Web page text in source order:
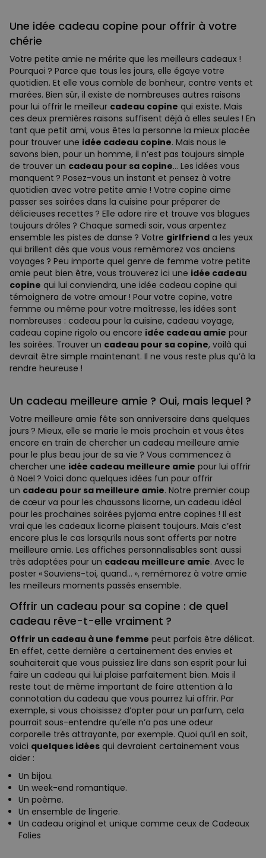
Une idée cadeau copine pour offrir à votre
chérie
Votre petite amie ne mérite que les meilleurs cadeaux !
Pourquoi ? Parce que tous les jours, elle égaye votre
quotidien. Et elle vous comble de bonheur, contre vents et
marées. Bien sûr, il existe de nombreuses autres raisons
pour lui offrir le meilleur cadeau copine qui existe. Mais
ces deux premières raisons suffisent déjà à elles seules ! En
tant que petit ami, vous êtes la personne la mieux placée
pour trouver une idée cadeau copine. Mais nous le
savons bien, pour un homme, il n’est pas toujours simple
de trouver un cadeau pour sa copine… Les idées vous
manquent ? Posez-vous un instant et pensez à votre
quotidien avec votre petite amie ! Votre copine aime
passer ses soirées dans la cuisine pour préparer de
délicieuses recettes ? Elle adore rire et trouve vos blagues
toujours drôles ? Chaque samedi soir, vous arpentez
ensemble les pistes de danse ? Votre girlfriend a les yeux
qui brillent dès que vous vous remémorez vos anciens
voyages ? Peu importe quel genre de femme votre petite
amie peut bien être, vous trouverez ici une idée cadeau
copine qui lui conviendra, une idée cadeau copine qui
témoignera de votre amour ! Pour votre copine, votre
femme ou même pour votre maîtresse, les idées sont
nombreuses : cadeau pour la cuisine, cadeau voyage,
cadeau copine rigolo ou encore idée cadeau amie pour
les soirées. Trouver un cadeau pour sa copine, voilà qui
devrait être simple maintenant. Il ne vous reste plus qu’à la
rendre heureuse !
Un cadeau meilleure amie ? Oui, mais lequel ?
Votre meilleure amie fête son anniversaire dans quelques
jours ? Mieux, elle se marie le mois prochain et vous êtes
encore en train de chercher un cadeau meilleure amie
pour le plus beau jour de sa vie ? Vous commencez à
chercher une idée cadeau meilleure amie pour lui offrir
à Noël ? Voici donc quelques idées fun pour offrir
un cadeau pour sa meilleure amie. Notre premier coup
de cœur va pour les chaussons licorne, un cadeau idéal
pour les prochaines soirées pyjama entre copines ! Il est
vrai que les cadeaux licorne plaisent toujours. Mais c’est
encore plus le cas lorsqu’ils nous sont offerts par notre
meilleure amie. Les affiches personnalisables sont aussi
très adaptées pour un cadeau meilleure amie. Avec le
poster « Souviens-toi, quand… », remémorez à votre amie
les meilleurs moments passés ensemble.
Offrir un cadeau pour sa copine : de quel
cadeau rêve-t-elle vraiment ?
Offrir un cadeau à une femme peut parfois être délicat.
En effet, cette dernière a certainement des envies et
souhaiterait que vous puissiez lire dans son esprit pour lui
faire un cadeau qui lui plaise parfaitement bien. Mais il
reste tout de même important de faire attention à la
connotation du cadeau que vous pourrez lui offrir. Par
exemple, si vous choisissez d’opter pour un parfum, cela
pourrait sous-entendre qu’elle n’a pas une odeur
corporelle très attrayante, par exemple. Quoi qu’il en soit,
voici quelques idées qui devraient certainement vous
aider :
Un bijou.
Un week-end romantique.
Un poème.
Un ensemble de lingerie.
Un cadeau original et unique comme ceux de Cadeaux
Folies